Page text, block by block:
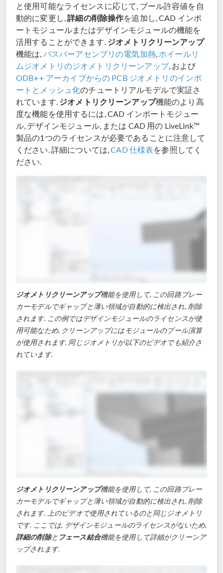
と使用可能なライセンスに応じて, ブール許容値を自
動的に変更し,詳細の削除操作を追加し, CAD インポ
ートモジュールまたはデザインモジュールの機能を
活用することができます. ジオメトリクリーンアップ
機能は, バスバーアセンブリの電気加熱, ホイールリ
ムジオメトリのジオメトリクリーンアップ, および
ODB++ アーカイブからの PCB ジオメトリのインポ
ートとメッシュ化のチュートリアルモデルで実証さ
れています. ジオメトリクリーンアップ機能のより高
度な機能を使用するには, CAD インポートモジュー
ル, デザインモジュール, または CAD 用の LiveLink™
製品の1つのライセンスが必要であることに注意して
ください. 詳細については,CAD 仕様表を参照してく
ださい.
ジオメトリクリーンアップ機能を使用して, この回路ブレー
カーモデルでギャップと薄い領域が自動的に検出され, 削除
されます. この例ではデザインモジュールのライセンスが使
用可能なため, クリーンアップにはモジュールのブール演算
が使用されます. 同じジオメトリが以下のビデオでも紹介さ
れています.
ジオメトリクリーンアップ機能を使用して, この回路ブレー
カーモデルでギャップと薄い領域が自動的に検出され, 削除
されます. 上のビデオで使用されているのと同じジオメトリ
です. ここでは, デザインモジュールのライセンスがないため,
詳細の削除と フェース結合機能を使用して詳細がクリーンア
ップされます.